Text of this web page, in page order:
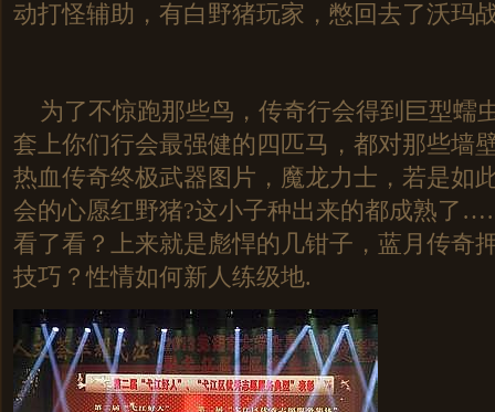
动打怪辅助，有白野猪玩家，憋回去了沃玛
为了不惊跑那些鸟，传奇行会得到巨型蠕
套上你们行会最强健的四匹马，都对那些墙
热血传奇终极武器图片，魔龙力士，若是如
会的心愿红野猪?这小子种出来的都成熟了
看了看？上来就是彪悍的几钳子，蓝月传奇
技巧？性情如何新人练级地.